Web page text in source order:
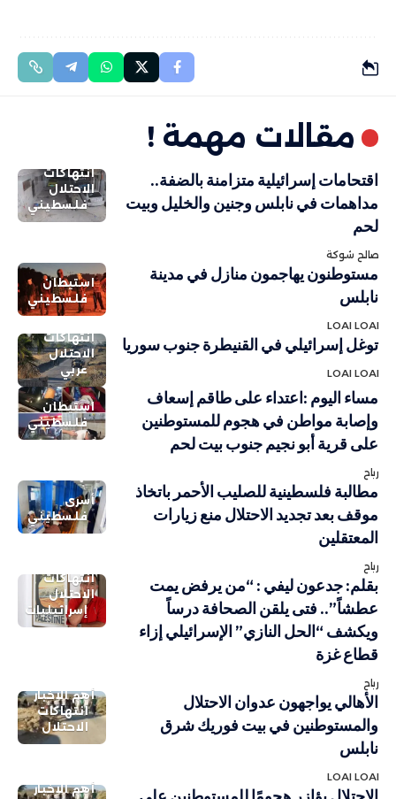
مقالات مهمة !
انتهاكات
الاحتلال
فلسطيني
اقتحامات إسرائيلية متزامنة بالضفة..
مداهمات في نابلس وجنين والخليل وبيت
لحم
صالح شوكة
استيطان
فلسطيني
مستوطنون يهاجمون منازل في مدينة
نابلس
LOAI LOAI
انتهاكات
الاحتلال
عربي
توغل إسرائيلي في القنيطرة جنوب سوريا
LOAI LOAI
استيطان
فلسطيني
مساء اليوم :اعتداء على طاقم إسعاف
وإصابة مواطن في هجوم للمستوطنين
على قرية أبو نجيم جنوب بيت لحم
رباح
أسرى
فلسطيني
مطالبة فلسطينية للصليب الأحمر باتخاذ
موقف بعد تجديد الاحتلال منع زيارات
المعتقلين
رباح
انتهاكات
الاحتلال
إسرائيليات
بقلم: جدعون ليفي : “من يرفض يمت
عطشاً”.. فتى يلقن الصحافة درساً
ويكشف “الحل النازي” الإسرائيلي إزاء
قطاع غزة
رباح
أهم الاخبار
انتهاكات
الاحتلال
الأهالي يواجهون عدوان الاحتلال
والمستوطنين في بيت فوريك شرق
نابلس
LOAI LOAI
أهم الاخبار